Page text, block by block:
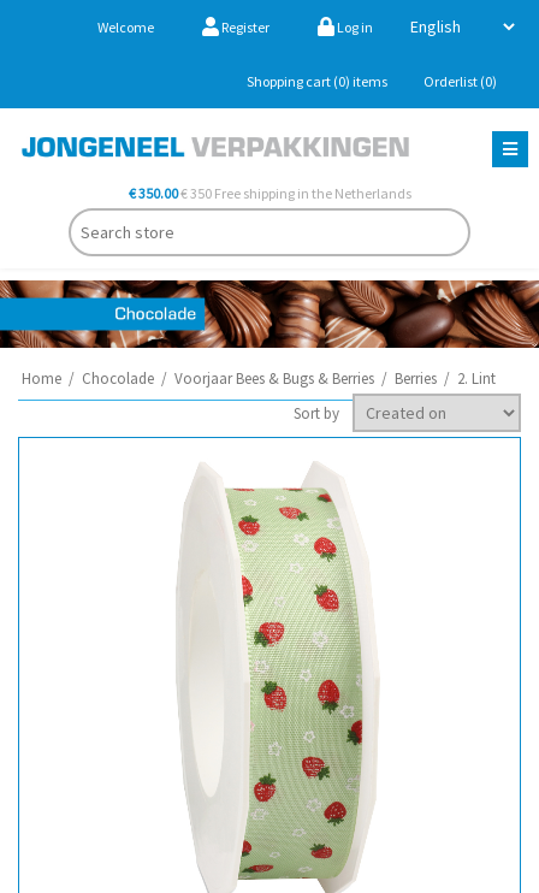
Welcome Register Log in
Shopping cart (0) items Orderlist (0)
€ 350.00€ 350 Free shipping in the Netherlands
Home / Chocolade / Voorjaar Bees & Bugs & Berries / Berries / 2. Lint
Sort by